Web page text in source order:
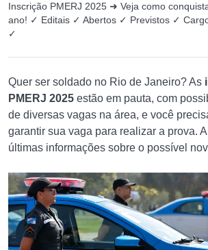
Inscrição PMERJ 2025 ➜ Veja como
ano! ✓ Editais ✓ Abertos ✓ Previstos ✓
✓
Quer ser soldado no Rio de Janeiro? As
PMERJ 2025 estão em pauta, com
de diversas vagas na área, e você
garantir sua vaga para realizar a prova.
últimas informações sobre o possível